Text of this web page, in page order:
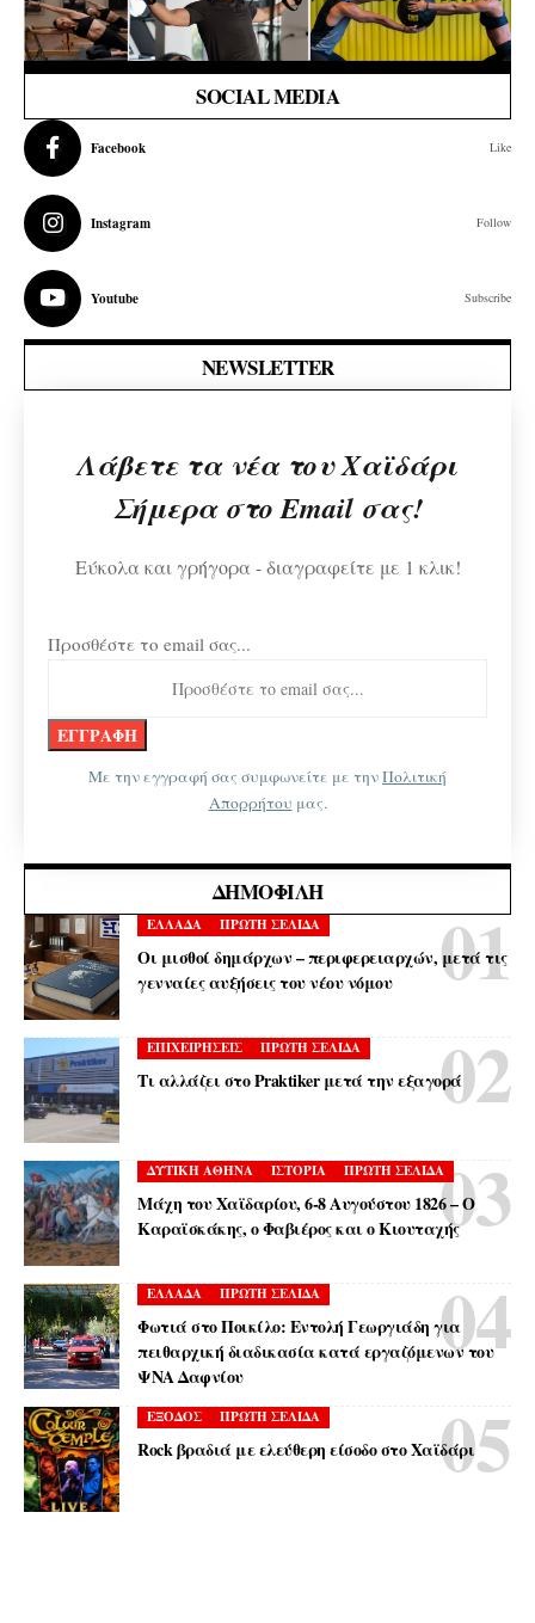
SOCIAL MEDIA
Facebook Like
Instagram Follow
Youtube Subscribe
NEWSLETTER
Λάβετε τα νέα του Χαϊδάρι
Σήμερα στο Email σας!
Εύκολα και γρήγορα - διαγραφείτε με 1 κλικ!
Προσθέστε το email σας...
Με την εγγραφή σας συμφωνείτε με τηνΠολιτική
Απορρήτου μας.
ΔΗΜΟΦΙΛΉ
ΕΛΛΑΔΑ ΠΡΩΤΗ ΣΕΛΙΔΑ
Οι μισθοί δημάρχων – περιφερειαρχών, μετά τις
γενναίες αυξήσεις του νέου νόμου
ΕΠΙΧΕΙΡΗΣΕΙΣ ΠΡΩΤΗ ΣΕΛΙΔΑ
Τι αλλάζει στο Praktiker μετά την εξαγορά
ΔΥΤΙΚΗ ΑΘΗΝΑ ΙΣΤΟΡΙΑ ΠΡΩΤΗ ΣΕΛΙΔΑ
Μάχη του Χαϊδαρίου, 6-8 Αυγούστου 1826 – Ο
Καραϊσκάκης, ο Φαβιέρος και ο Κιουταχής
ΕΛΛΑΔΑ ΠΡΩΤΗ ΣΕΛΙΔΑ
Φωτιά στο Ποικίλο: Εντολή Γεωργιάδη για
πειθαρχική διαδικασία κατά εργαζόμενων του
ΨΝΑ Δαφνίου
ΕΞΟΔΟΣ ΠΡΩΤΗ ΣΕΛΙΔΑ
Rock βραδιά με ελεύθερη είσοδο στο Χαϊδάρι